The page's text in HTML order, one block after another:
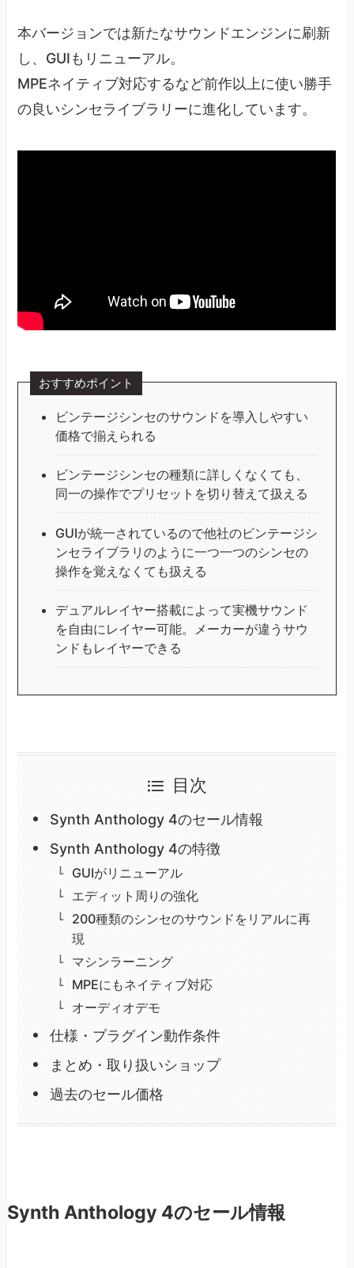
本バージョンでは新たなサウンドエンジンに刷新
し、GUIもリニューアル。
MPEネイティブ対応するなど前作以上に使い勝手
の良いシンセライブラリーに進化しています。
おすすめポイント
ビンテージシンセのサウンドを導入しやすい
価格で揃えられる
ビンテージシンセの種類に詳しくなくても、
同一の操作でプリセットを切り替えて扱える
GUIが統一されているので他社のビンテージシ
ンセライブラリのように一つ一つのシンセの
操作を覚えなくても扱える
デュアルレイヤー搭載によって実機サウンド
を自由にレイヤー可能。メーカーが違うサウ
ンドもレイヤーできる
目次
Synth Anthology 4のセール情報
Synth Anthology 4の特徴
GUIがリニューアル
エディット周りの強化
200種類のシンセのサウンドをリアルに再
現
マシンラーニング
MPEにもネイティブ対応
オーディオデモ
仕様・プラグイン動作条件
まとめ・取り扱いショップ
過去のセール価格
Synth Anthology 4のセール情報